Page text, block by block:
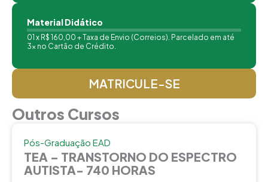
Material Didático
01 x R$ 160,00 + Taxa de Envio (Correios). Parcelado em até
3x no Cartão de Crédito.
MATRICULE-SE
Outros Cursos
Pós-Graduação EAD
TEA – TRANSTORNO DO ESPECTRO
AUTISTA- 740 HORAS